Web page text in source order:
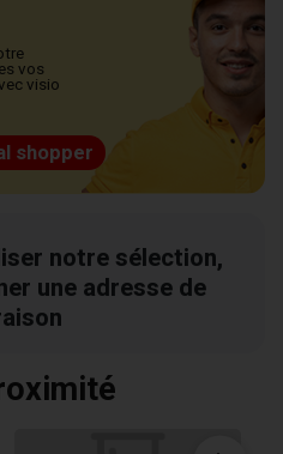
vos
visio
shopper
notre sélection,
une adresse de